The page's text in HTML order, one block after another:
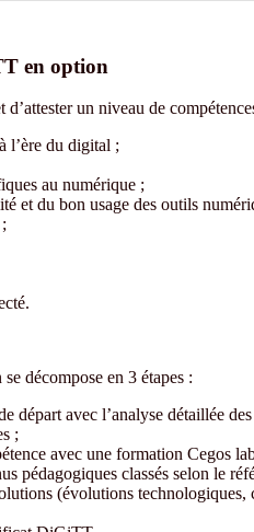
en option
un niveau de
l’ère du digital ;
au numérique ;
et du bon usage des outils
décompose en 3 étapes :
départ avec l’analyse détaillée
;
avec une formation Cegos
pédagogiques classés selon le
(évolutions technologiques,